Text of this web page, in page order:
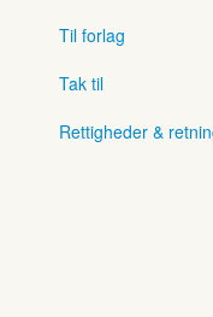
Til forlag
Tak til
Rettigheder &